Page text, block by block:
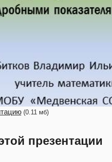
(0.11 мб)
презентации